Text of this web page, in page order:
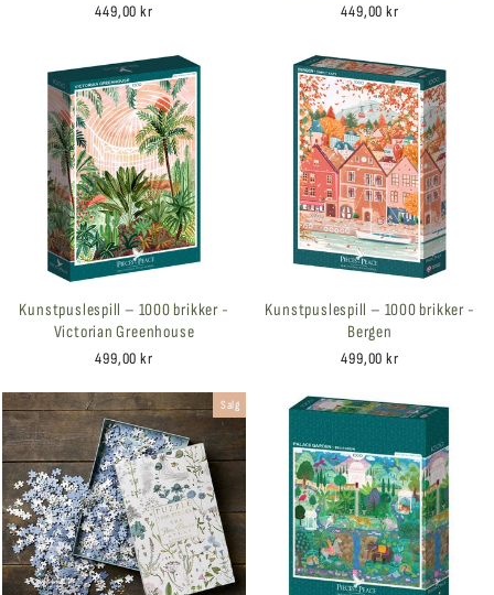
449,00 kr 449,00 kr
Kunstpuslespill – 1000 brikker -
Victorian Greenhouse
499,00 kr
Kunstpuslespill – 1000 brikker -
Bergen
499,00 kr
Salg